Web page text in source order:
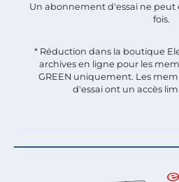
Un abonnement d'essai ne peut
fois.​
* Réduction dans la boutique
archives en ligne pour les
GREEN uniquement. Les
d'essai ont un accès